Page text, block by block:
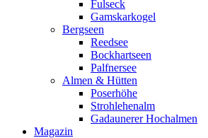
Fulseck
Gamskarkogel
Bergseen
Reedsee
Bockhartseen
Palfnersee
Almen & Hütten
Poserhöhe
Strohlehenalm
Gadaunerer Hochalmen
Magazin